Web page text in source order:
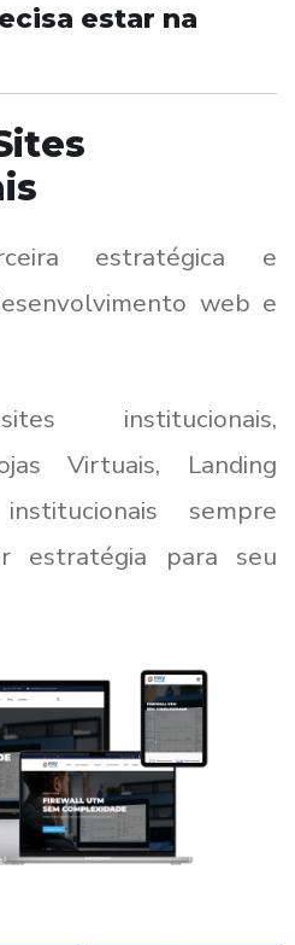
estar na
estratégica e
web e
institucionais,
Virtuais, Landing
sempre
estratégia para seu